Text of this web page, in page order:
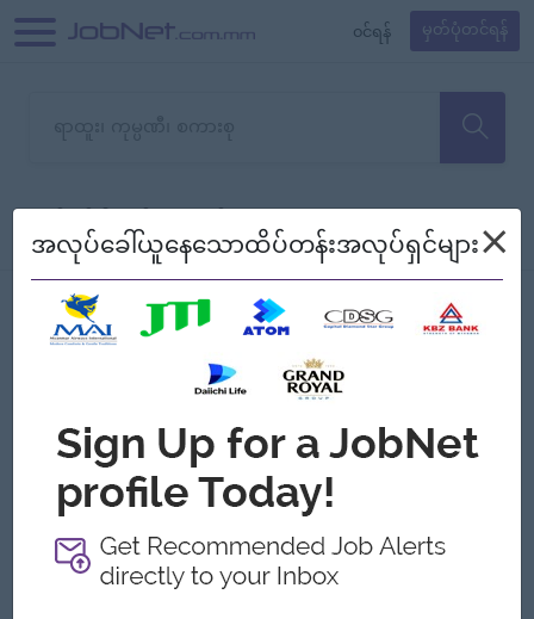
၀င်ရန် မှတ်ပုံတင်ရန်
သော အလုပ်မရှိသေးပါ။
စစ်ရန် စဉ်၍ကြည့်မည်
အလုပ်ခေါ်ယူနေသောထိပ်တန်းအလုပ်ရှင်များ×